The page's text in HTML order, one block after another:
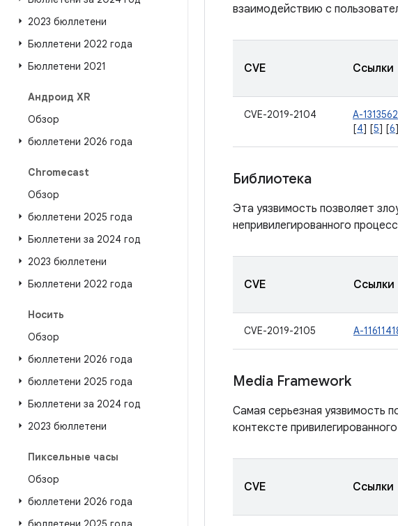
2023 бюллетени
Бюллетени 2022 года
Бюллетени 2021
Андроид XR
Обзор
бюллетени 2026 года
Chromecast
Обзор
бюллетени 2025 года
Бюллетени за 2024 год
2023 бюллетени
Бюллетени 2022 года
Носить
Обзор
бюллетени 2026 года
бюллетени 2025 года
Бюллетени за 2024 год
2023 бюллетени
Пиксельные часы
Обзор
бюллетени 2026 года
взаимодействию с
CVE Ссылки
CVE-2019-2104 A-
[4] [5] [6
Библиотека
Эта уязвимость позволяет
непривилегированного
CVE Ссылки
CVE-2019-2105 A-
Media Framework
Самая серьезная уязвимость
контексте
CVE Ссылки